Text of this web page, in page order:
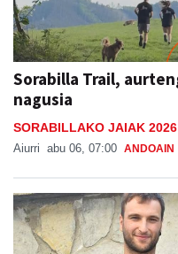
Sorabilla Trail,
nagusia
SORABILLAKO JAIAK 2026
Aiurri abu 06, 07:00 ANDOAIN